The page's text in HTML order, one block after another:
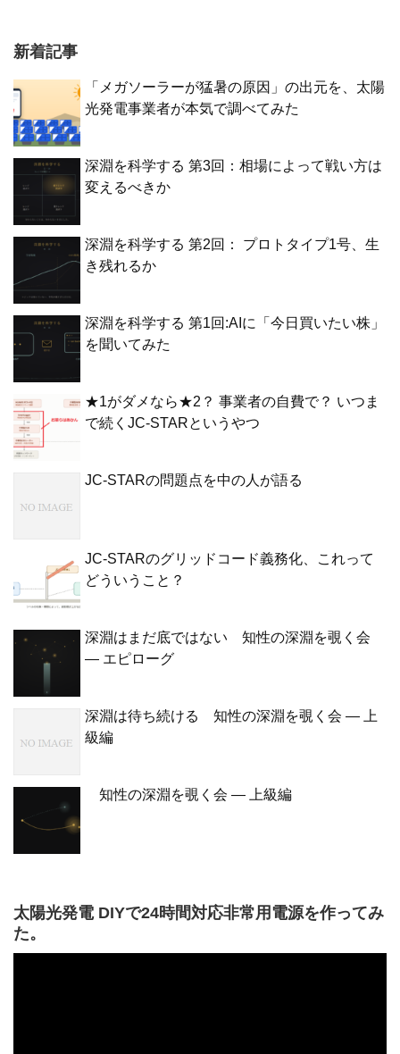
新着記事
「メガソーラーが猛暑の原因」の出元を、太陽
光発電事業者が本気で調べてみた
深淵を科学する 第3回：相場によって戦い方は
変えるべきか
深淵を科学する 第2回： プロトタイプ1号、生
き残れるか
深淵を科学する 第1回:AIに「今日買いたい株」
を聞いてみた
★1がダメなら★2？ 事業者の自費で？ いつま
で続くJC-STARというやつ
JC-STARの問題点を中の人が語る
JC-STARのグリッドコード義務化、これって
どういうこと？
深淵はまだ底ではない 知性の深淵を覗く会
— エピローグ
深淵は待ち続ける 知性の深淵を覗く会 — 上
級編
知性の深淵を覗く会 — 上級編
太陽光発電 DIYで24時間対応非常用電源を作ってみ
た。